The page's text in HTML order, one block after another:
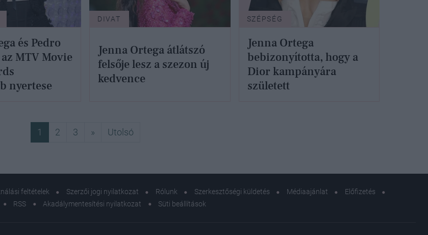
és Pedro
MTV Movie
nyertese
DIVAT
Jenna Ortega átlátszó
felsője lesz a szezon új
kedvence
SZÉPSÉG
Jenna Ortega
bebizonyította, hogy a
Dior kampányára
született
1 2 3 »Következő
UtolsóUtolsó
feltételek Szerzői jogi nyilatkozat Rólunk Szerkesztőségi küldetés Médiaajánlat
Előfizetés
RSS Akadálymentesítési nyilatkozat Süti beállítások